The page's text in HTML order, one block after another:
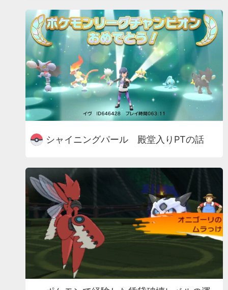
シャイニングパール 殿堂入りPTの話